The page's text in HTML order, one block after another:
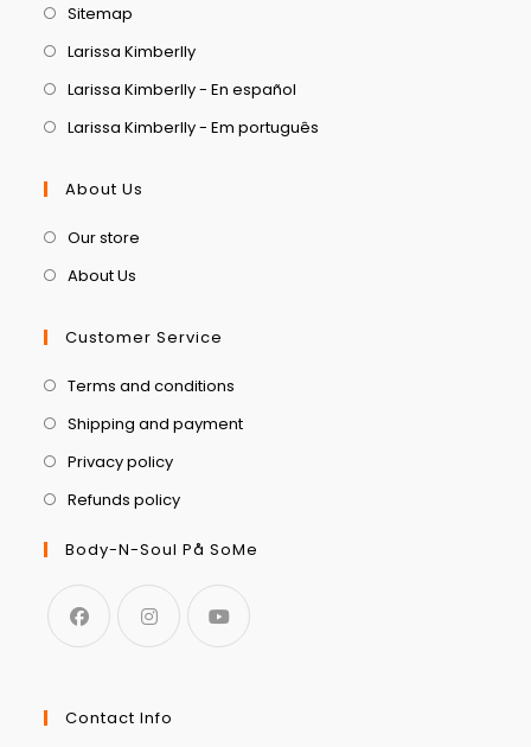
Sitemap
Larissa Kimberlly
Larissa Kimberlly - En español
Larissa Kimberlly - Em português
About Us
Our store
About Us
Customer Service
Terms and conditions
Shipping and payment
Privacy policy
Refunds policy
Body-N-Soul På SoMe
Contact Info